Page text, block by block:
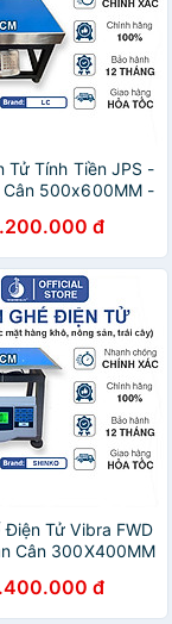
Tử Tính Tiền JPS -
Cân 500x600MM -
đ
Điện Tử Vibra FWD
Cân 300X400MM
đ